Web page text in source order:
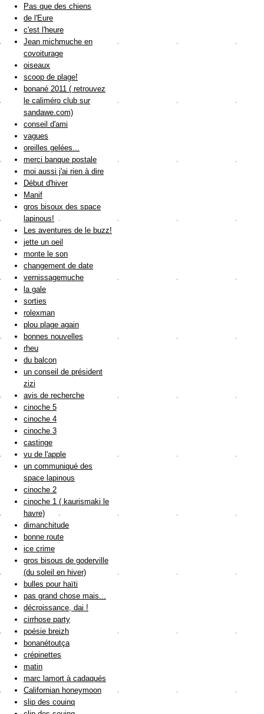
Pas que des chiens
de l'Eure
c'est l'heure
Jean michmuche en
covoiturage
oiseaux
scoop de plage!
bonané 2011 ( retrouvez
le caliméro club sur
sandawe.com)
conseil d'ami
vagues
oreilles gelées...
merci banque postale
moi aussi j'ai rien à dire
Début d'hiver
Manif
gros bisoux des space
lapinous!
Les aventures de le buzz!
jette un oeil
monte le son
changement de date
vernissagemuche
la gale
sorties
rolexman
plou plage again
bonnes nouvelles
rheu
du balcon
un conseil de président
zizi
avis de recherche
cinoche 5
cinoche 4
cinoche 3
castinge
vu de l'apple
un communiqué des
space lapinous
cinoche 2
cinoche 1 ( kaurismaki le
havre)
dimanchitude
bonne route
ice crime
gros bisous de goderville
(du soleil en hiver)
bulles pour haïti
pas grand chose mais...
décroissance, dai !
cirrhose party
poésie breizh
bonanétoutça
crépinettes
matin
marc lamort à cadaqués
Californian honeymoon
slip des couinq